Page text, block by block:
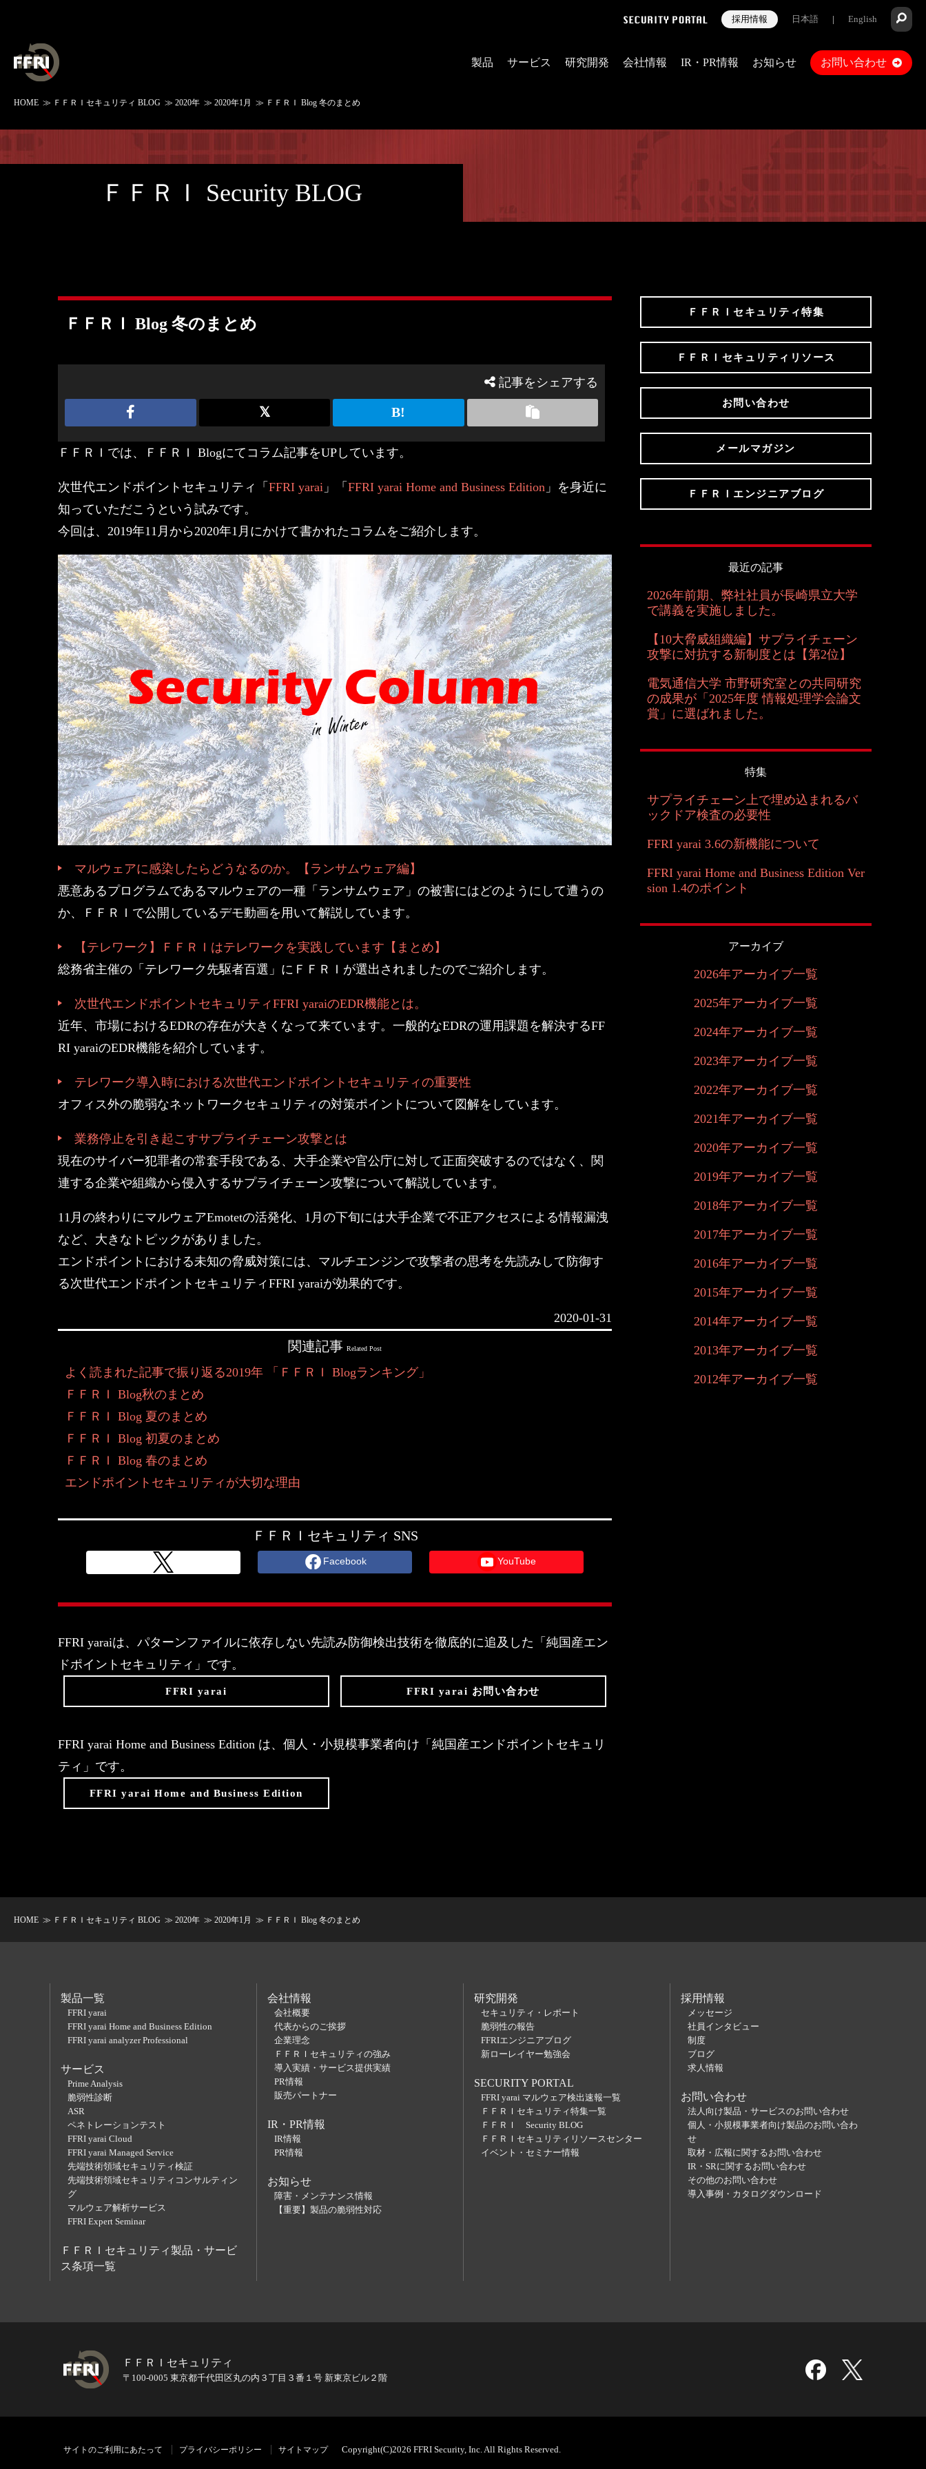
採用情報 日本語 | English
製品 サービス 研究開発 会社情報 IR・PR情報 お知らせ お問い合わせ
HOME ≫ ＦＦＲＩセキュリティ BLOG ≫ 2020年 ≫ 2020年1月 ≫ ＦＦＲＩ Blog 冬のまとめ
ＦＦＲＩ Security BLOG
ＦＦＲＩ Blog 冬のまとめ
記事をシェアする
ＦＦＲＩでは、ＦＦＲＩ Blogにてコラム記事をUPしています。
次世代エンドポイントセキュリティ「 FFRI yarai 」「 FFRI yarai Home and Business Edition 」を身近に
知っていただこうという試みです。
今回は、2019年11月から2020年1月にかけて書かれたコラムをご紹介します。
マルウェアに感染したらどうなるのか。【ランサムウェア編】
悪意あるプログラムであるマルウェアの一種「ランサムウェア」の被害にはどのようにして遭うの
か、ＦＦＲＩで公開しているデモ動画を用いて解説しています。
【テレワーク】ＦＦＲＩはテレワークを実践しています【まとめ】
総務省主催の「テレワーク先駆者百選」にＦＦＲＩが選出されましたのでご紹介します。
次世代エンドポイントセキュリティFFRI yaraiのEDR機能とは。
近年、市場におけるEDRの存在が大きくなって来ています。一般的なEDRの運用課題を解決するFF
RI yaraiのEDR機能を紹介しています。
テレワーク導入時における次世代エンドポイントセキュリティの重要性
オフィス外の脆弱なネットワークセキュリティの対策ポイントについて図解をしています。
業務停止を引き起こすサプライチェーン攻撃とは
現在のサイバー犯罪者の常套手段である、大手企業や官公庁に対して正面突破するのではなく、関
連する企業や組織から侵入するサプライチェーン攻撃について解説しています。
11月の終わりにマルウェアEmotetの活発化、1月の下旬には大手企業で不正アクセスによる情報漏洩
など、大きなトピックがありました。
エンドポイントにおける未知の脅威対策には、マルチエンジンで攻撃者の思考を先読みして防御す
る次世代エンドポイントセキュリティFFRI yaraiが効果的です。
2020-01-31
関連記事 Related Post
よく読まれた記事で振り返る2019年 「ＦＦＲＩ Blogランキング」
ＦＦＲＩ Blog秋のまとめ
ＦＦＲＩ Blog 夏のまとめ
ＦＦＲＩ Blog 初夏のまとめ
ＦＦＲＩ Blog 春のまとめ
エンドポイントセキュリティが大切な理由
ＦＦＲＩセキュリティ SNS
Facebook YouTube
FFRI yaraiは、パターンファイルに依存しない先読み防御検出技術を徹底的に追及した「純国産エン
ドポイントセキュリティ」です。
FFRI yarai FFRI yarai お問い合わせ
FFRI yarai Home and Business Edition は、個人・小規模事業者向け「純国産エンドポイントセキュリ
ティ」です。
FFRI yarai Home and Business Edition
ＦＦＲＩセキュリティ特集
ＦＦＲＩセキュリティリソース
お問い合わせ
メールマガジン
ＦＦＲＩエンジニアブログ
最近の記事
2026年前期、弊社社員が長崎県立大学
で講義を実施しました。
【10大脅威組織編】サプライチェーン
攻撃に対抗する新制度とは【第2位】
電気通信大学 市野研究室との共同研究
の成果が「2025年度 情報処理学会論文
賞」に選ばれました。
特集
サプライチェーン上で埋め込まれるバ
ックドア検査の必要性
FFRI yarai 3.6の新機能について
FFRI yarai Home and Business Edition Ver
sion 1.4のポイント
アーカイブ
2026年アーカイブ一覧
2025年アーカイブ一覧
2024年アーカイブ一覧
2023年アーカイブ一覧
2022年アーカイブ一覧
2021年アーカイブ一覧
2020年アーカイブ一覧
2019年アーカイブ一覧
2018年アーカイブ一覧
2017年アーカイブ一覧
2016年アーカイブ一覧
2015年アーカイブ一覧
2014年アーカイブ一覧
2013年アーカイブ一覧
2012年アーカイブ一覧
HOME ≫ ＦＦＲＩセキュリティ BLOG ≫ 2020年 ≫ 2020年1月 ≫ ＦＦＲＩ Blog 冬のまとめ
製品一覧
FFRI yarai
FFRI yarai Home and Business Edition
FFRI yarai analyzer Professional
サービス
Prime Analysis
脆弱性診断
ASR
ペネトレーションテスト
FFRI yarai Cloud
FFRI yarai Managed Service
先端技術領域セキュリティ検証
先端技術領域セキュリティコンサルティン
グ
マルウェア解析サービス
FFRI Expert Seminar
ＦＦＲＩセキュリティ製品・サービ
ス条項一覧
会社情報
会社概要
代表からのご挨拶
企業理念
ＦＦＲＩセキュリティの強み
導入実績・サービス提供実績
PR情報
販売パートナー
IR・PR情報
IR情報
PR情報
お知らせ
障害・メンテナンス情報
【重要】製品の脆弱性対応
研究開発
セキュリティ・レポート
脆弱性の報告
FFRIエンジニアブログ
新ローレイヤー勉強会
SECURITY PORTAL
FFRI yarai マルウェア検出速報一覧
ＦＦＲＩセキュリティ特集一覧
ＦＦＲＩ Security BLOG
ＦＦＲＩセキュリティリソースセンター
イベント・セミナー情報
採用情報
メッセージ
社員インタビュー
制度
ブログ
求人情報
お問い合わせ
法人向け製品・サービスのお問い合わせ
個人・小規模事業者向け製品のお問い合わ
せ
取材・広報に関するお問い合わせ
IR・SRに関するお問い合わせ
その他のお問い合わせ
導入事例・カタログダウンロード
ＦＦＲＩセキュリティ
〒100-0005 東京都千代田区丸の内３丁目３番１号 新東京ビル２階
サイトのご利用にあたって プライバシーポリシー サイトマップ Copyright(C)2026 FFRI Security, Inc. All Rights Reserved.